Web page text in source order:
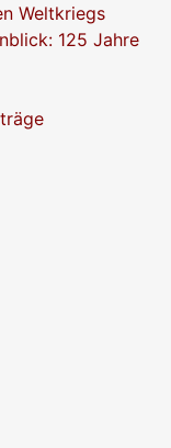
Weltkriegs
125 Jahre